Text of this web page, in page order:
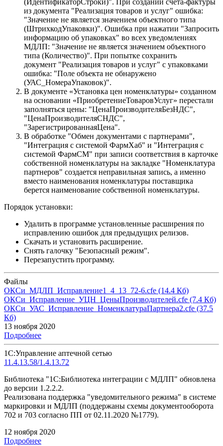
из документа "Реализация товаров и услуг" ошибка:
"Значение не является значением объектного типа
(ШтрихкодУпаковки)". Ошибка при нажатии "Запросить
информацию об упаковках" во всех уведомлениях
МДЛП: "Значение не является значением объектного
типа (Количество)". При попытке сохранить
документ "Реализация товаров и услуг" с упаковками
ошибка: "Поле объекта не обнаружено
(УАС_НомераУпаковок)".
В документе «Установка цен номенклатуры» созданном
на основании «ПриобретениеТоваровУслуг» перестали
заполняться цены: "ЦенаПроизводителяБезНДС",
"ЦенаПроизводителяСНДС",
"ЗарегистрированнаяЦена".
В обработке "Обмен документами с партнерами",
"Интеграция с системой ФармХаб" и "Интеграция с
системой ФармСМ" при записи соответствия в карточке
собственной номенклатуры на закладке "Номенклатура
партнеров" создается неправильная запись, а именно
вместо наименования номенклатуры поставщика
берется наименование собственной номенклатуры.
Порядок установки:
Удалить в программе установленные расширения по
исправлению ошибок для предыдущих релизов.
Скачать и установить расширение.
Снять галочку "Безопасный режим".
Перезапустить программу.
Файлы
ОКСи_МДЛП_Исправление1_4_13_72-6.cfe (14.4 Кб)
ОКСи_Исправление_УЦН_ЦеныПроизводителей.cfe (7.4 Кб)
ОКСи_УАС_Исправление_НоменклатураПартнера2.cfe (37.5
Кб)
13 ноября 2020
Подробнее
1С:Управление аптечной сетью
11.4.13.58/1.4.13.72
Библиотека "1С:Библиотека интеграции с МДЛП" обновлена
до версии 1.2.2.2.
Реализована поддержка "уведомительного режима" в системе
маркировки и МДЛП (поддержаны схемы документооборота
702 и 703 согласно ПП от 02.11.2020 №1779).
12 ноября 2020
Подробнее